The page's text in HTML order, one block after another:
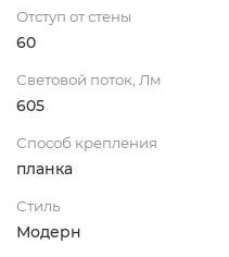
Отступ от стены
60
Световой поток, Лм
605
Способ крепления
планка
Стиль
Модерн